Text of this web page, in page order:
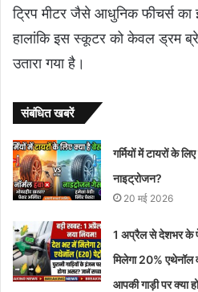
ट्रिप मीटर जैसे आधुनिक फीचर्स का
हालांकि इस स्कूटर को केवल ड्रम
उतारा गया है।
संबंधित खबरें
गर्मियों में टायरों के
नाइट्रोजन?
20 मई 2026
1 अप्रैल से देशभर के
मिलेगा 20%
आपकी गाड़ी पर क्या